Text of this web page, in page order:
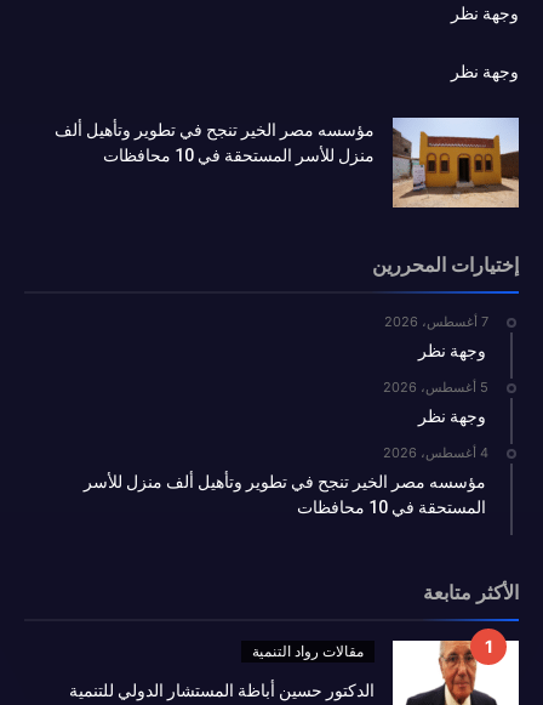
وجهة نظر
وجهة نظر
مؤسسه مصر الخير تنجح في تطوير وتأهيل ألف
منزل للأسر المستحقة في 10 محافظات
إختيارات المحررين
7 أغسطس، 2026
وجهة نظر
5 أغسطس، 2026
وجهة نظر
4 أغسطس، 2026
مؤسسه مصر الخير تنجح في تطوير وتأهيل ألف منزل للأسر
المستحقة في 10 محافظات
الأكثر متابعة
مقالات رواد التنمية
الدكتور حسين أباظة المستشار الدولي للتنمية